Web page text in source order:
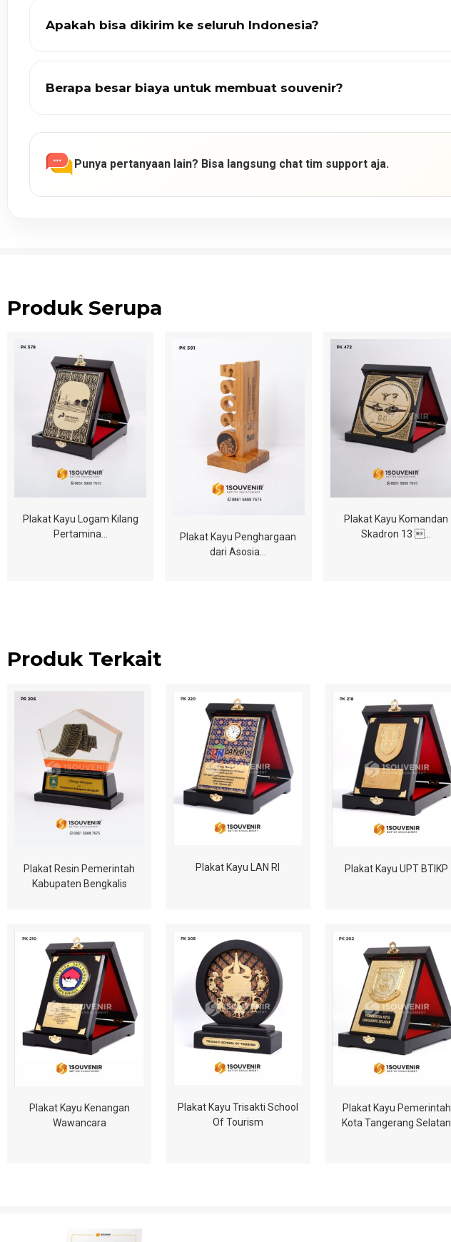
Apakah bisa dikirim ke seluruh Indonesia?
Berapa besar biaya untuk membuat souvenir?
Punya pertanyaan lain? Bisa langsung chat tim support aja.
Produk Serupa
Plakat Kayu Logam Kilang
Pertamina…
Plakat Kayu Penghargaan
dari Asosia…
Plakat Kayu Komandan
Skadron 13 …
Produk Terkait
Plakat Resin Pemerintah
Kabupaten Bengkalis
Plakat Kayu LAN RI Plakat Kayu UPT BTIKP
Plakat Kayu Kenangan
Wawancara
Plakat Kayu Trisakti School
Of Tourism
Plakat Kayu Pemerintah
Kota Tangerang Selatan